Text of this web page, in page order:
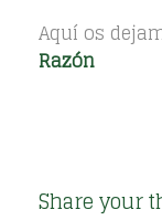
Aquí os
Razón
Share your